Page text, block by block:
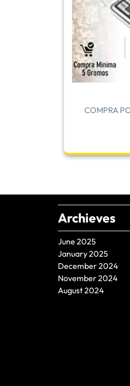
COMPRA
Archieves
June 2025
January 2025
December 2024
November 2024
August 2024